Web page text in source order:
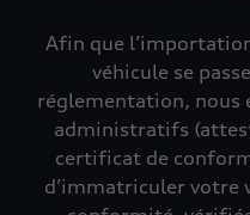
Afin que
véhicule se
réglementation, nous
administratifs
certificat de
d’immatriculer votre